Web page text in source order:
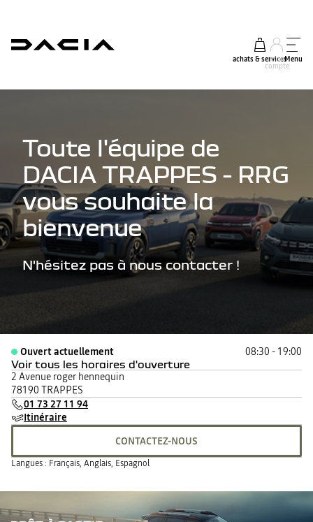
achats & services
mon
compte
Menu
Toute l'équipe de
DACIA TRAPPES - RRG
vous souhaite la
bienvenue
N'hésitez pas à nous contacter !
Ouvert actuellement 08:30 - 19:00
Voir tous les horaires d'ouverture
lundi
mardi
mercredi
jeudi
vendredi
08:30 - 19:00
dimanche
Fermé
2 Avenue roger hennequin
78190 TRAPPES
01 73 27 11 94
Itinéraire
CONTACTEZ-NOUS
Langues : Français, Anglais, Espagnol